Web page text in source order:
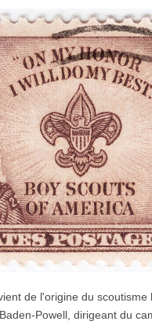
de l'origine du
Powell, dirigeant du